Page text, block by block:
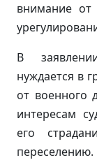
внимание от
В
нуждается в
от военного
интересам
его
переселению.